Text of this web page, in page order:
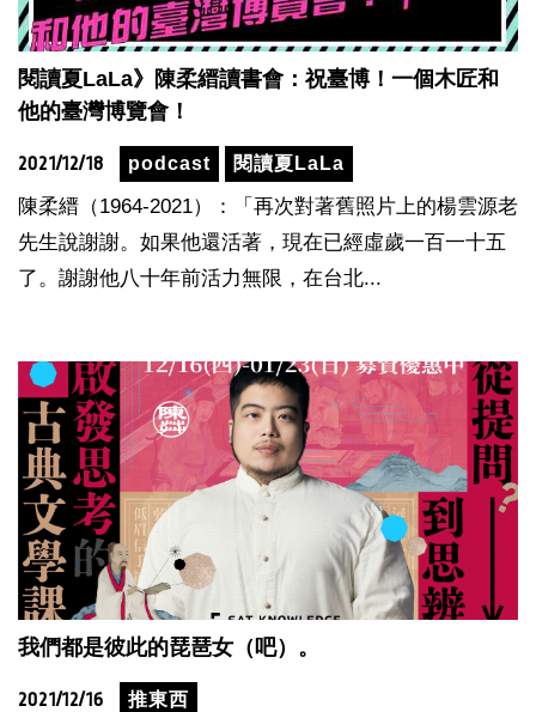
閱讀夏LaLa》陳柔縉讀書會：祝臺博！一個木匠和
他的臺灣博覽會！
2021/12/18 podcast 閱讀夏LaLa
陳柔縉（1964-2021）：「再次對著舊照片上的楊雲源老
先生說謝謝。如果他還活著，現在已經虛歲一百一十五
了。謝謝他八十年前活力無限，在台北...
我們都是彼此的琵琶女（吧）。
2021/12/16 推東西